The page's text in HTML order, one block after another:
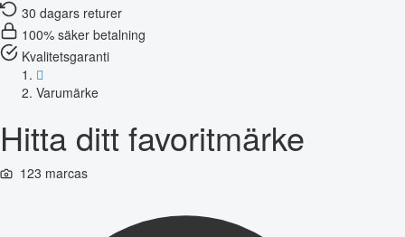
30 dagars returer
100% säker betalning
Kvalitetsgaranti
Varumärke
Hitta ditt favoritmärke
123 marcas